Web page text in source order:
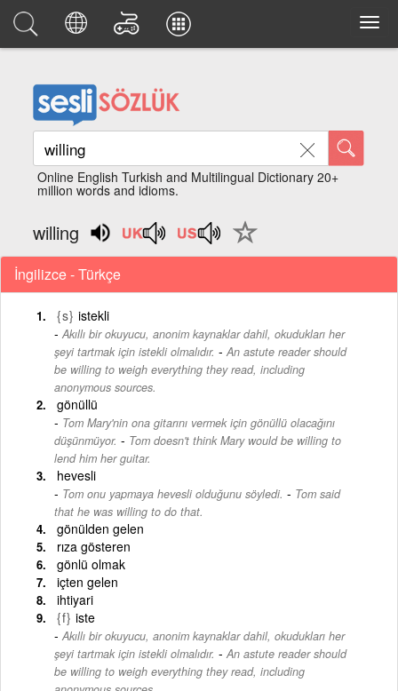
Online English Turkish and Multilingual Dictionary 20+
million words and idioms.
willing
İngilizce - Türkçe
{s} istekli
Akıllı bir okuyucu, anonim kaynaklar dahil, okudukları her
şeyi tartmak için istekli olmalıdır. - An astute reader should
be willing to weigh everything they read, including
anonymous sources.
gönüllü
Tom Mary'nin ona gitarını vermek için gönüllü olacağını
düşünmüyor. - Tom doesn't think Mary would be willing to
lend him her guitar.
hevesli
Tom onu yapmaya hevesli olduğunu söyledi. - Tom said
that he was willing to do that.
gönülden gelen
rıza gösteren
gönlü olmak
içten gelen
ihtiyari
{f} iste
Akıllı bir okuyucu, anonim kaynaklar dahil, okudukları her
şeyi tartmak için istekli olmalıdır. - An astute reader should
be willing to weigh everything they read, including